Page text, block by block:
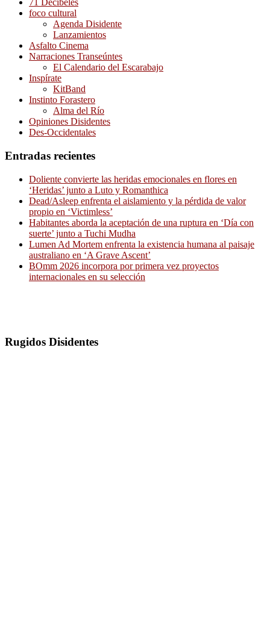
71 Decibeles
foco cultural
Agenda Disidente
Lanzamientos
Asfalto Cinema
Narraciones Transeúntes
El Calendario del Escarabajo
Inspírate
KitBand
Instinto Forastero
Alma del Río
Opiniones Disidentes
Des-Occidentales
Entradas recientes
Doliente convierte las heridas emocionales en flores en
‘Heridas’ junto a Luto y Romanthica
Dead/Asleep enfrenta el aislamiento y la pérdida de valor
propio en ‘Victimless’
Habitantes aborda la aceptación de una ruptura en ‘Día con
suerte’ junto a Tuchi Mudha
Lumen Ad Mortem enfrenta la existencia humana al paisaje
australiano en ‘A Grave Ascent’
BOmm 2026 incorpora por primera vez proyectos
internacionales en su selección
Rugidos Disidentes